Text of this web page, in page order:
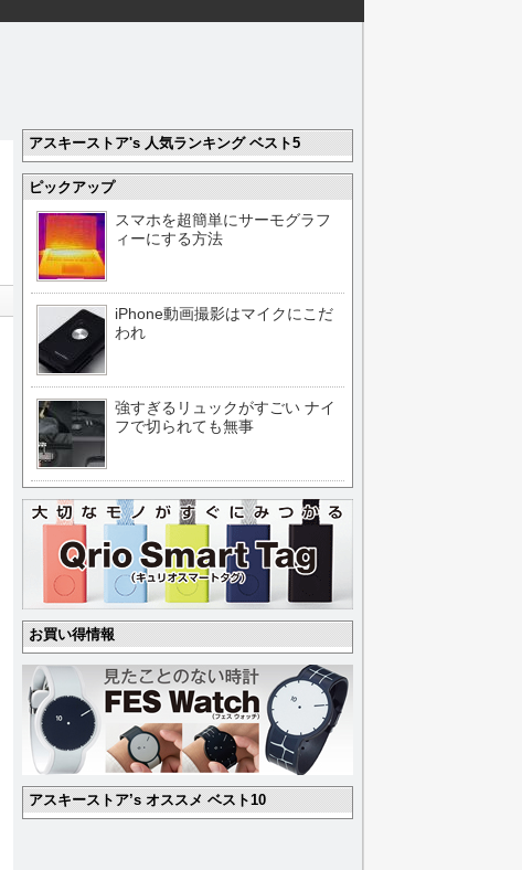
アスキーストア's 人気ランキング ベスト5
ピックアップ
スマホを超簡単にサーモグラフ
ィーにする方法
iPhone動画撮影はマイクにこだ
われ
強すぎるリュックがすごい ナイ
フで切られても無事
お買い得情報
アスキーストア’s オススメ ベスト10